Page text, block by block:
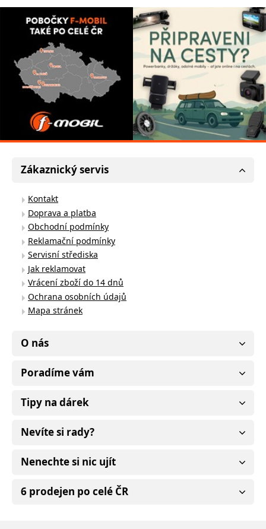
Zákaznický servis
Kontakt
Doprava a platba
Obchodní podmínky
Reklamační podmínky
Servisní střediska
Jak reklamovat
Vrácení zboží do 14 dnů
Ochrana osobních údajů
Mapa stránek
O nás
Poradíme vám
Tipy na dárek
Nevíte si rady?
Nenechte si nic ujít
6 prodejen po celé ČR